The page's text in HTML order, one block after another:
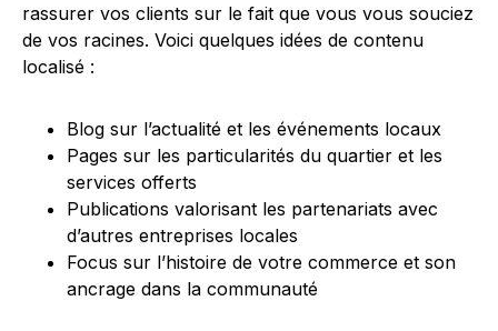
rassurer vos clients sur le fait que vous vous souciez
de vos racines. Voici quelques idées de contenu
localisé :
Blog sur l’actualité et les événements locaux
Pages sur les particularités du quartier et les
services offerts
Publications valorisant les partenariats avec
d’autres entreprises locales
Focus sur l’histoire de votre commerce et son
ancrage dans la communauté